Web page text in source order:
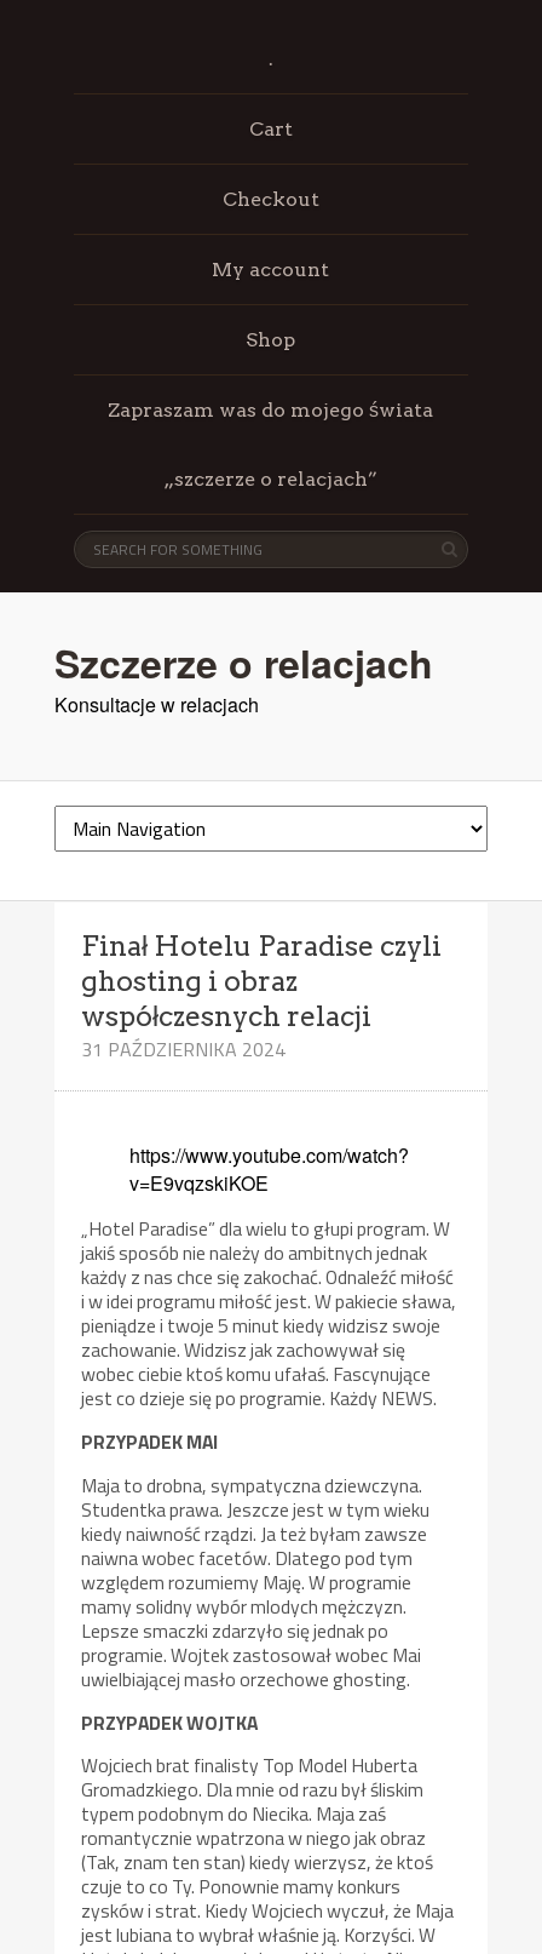
.
Cart
Checkout
My account
Shop
Zapraszam was do mojego świata
„szczerze o relacjach”
Szczerze o relacjach
Konsultacje w relacjach
Finał Hotelu Paradise czyli
ghosting i obraz
współczesnych relacji
31 PAŹDZIERNIKA 2024
https://www.youtube.com/watch?
v=E9vqzskiKOE
„Hotel Paradise” dla wielu to głupi program. W
jakiś sposób nie należy do ambitnych jednak
każdy z nas chce się zakochać. Odnaleźć miłość
i w idei programu miłość jest. W pakiecie sława,
pieniądze i twoje 5 minut kiedy widzisz swoje
zachowanie. Widzisz jak zachowywał się
wobec ciebie ktoś komu ufałaś. Fascynujące
jest co dzieje się po programie. Każdy NEWS.
PRZYPADEK MAI
Maja to drobna, sympatyczna dziewczyna.
Studentka prawa. Jeszcze jest w tym wieku
kiedy naiwność rządzi. Ja też byłam zawsze
naiwna wobec facetów. Dlatego pod tym
względem rozumiemy Maję. W programie
mamy solidny wybór mlodych mężczyzn.
Lepsze smaczki zdarzyło się jednak po
programie. Wojtek zastosował wobec Mai
uwielbiającej masło orzechowe ghosting.
PRZYPADEK WOJTKA
Wojciech brat finalisty Top Model Huberta
Gromadzkiego. Dla mnie od razu był śliskim
typem podobnym do Niecika. Maja zaś
romantycznie wpatrzona w niego jak obraz
(Tak, znam ten stan) kiedy wierzysz, że ktoś
czuje to co Ty. Ponownie mamy konkurs
zysków i strat. Kiedy Wojciech wyczuł, że Maja
jest lubiana to wybrał właśnie ją. Korzyści. W